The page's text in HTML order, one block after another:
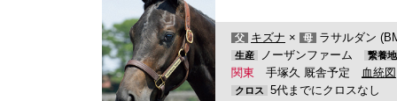
父 キズナ × 母 ラサルダン
生産 ノーザンファーム 繋養地
関東 手塚久 厩舎予定 血統図
クロス
5代までにクロスなし